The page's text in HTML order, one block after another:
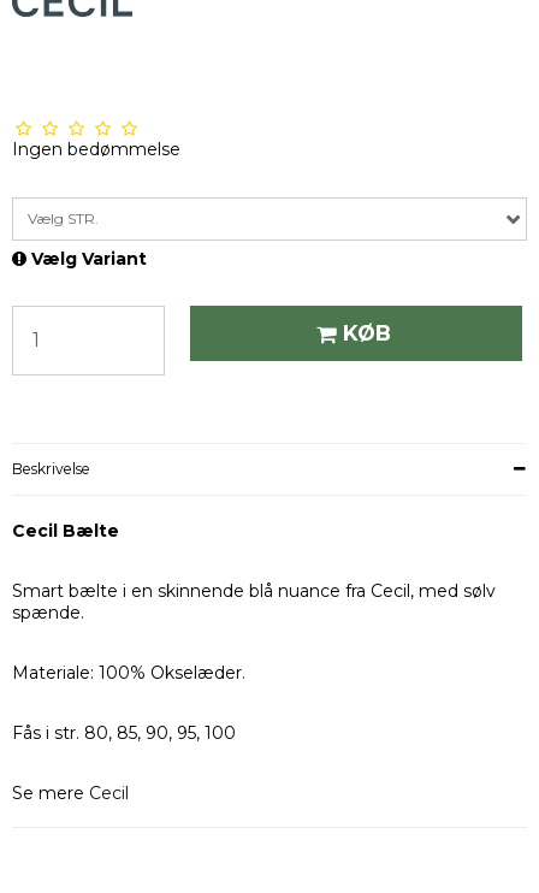
Ingen bedømmelse
Vælg STR.
Vælg Variant
KØB
Beskrivelse
Cecil Bælte
Smart bælte i en skinnende blå nuance fra Cecil, med sølv
spænde.
Materiale: 100% Okselæder.
Fås i str. 80, 85, 90, 95, 100
Se mere Cecil